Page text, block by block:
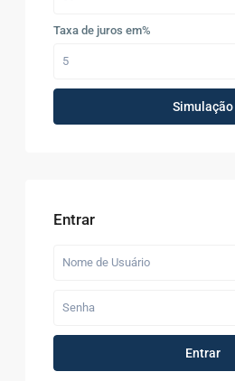
Taxa de juros em%
Simulação
Entrar
Entrar